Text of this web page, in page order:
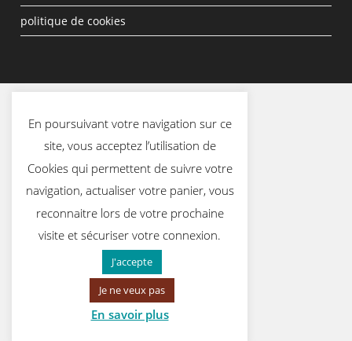
politique de cookies
En poursuivant votre navigation sur ce
site, vous acceptez l’utilisation de
Cookies qui permettent de suivre votre
navigation, actualiser votre panier, vous
reconnaitre lors de votre prochaine
visite et sécuriser votre connexion.
J'accepte
Je ne veux pas
En savoir plus